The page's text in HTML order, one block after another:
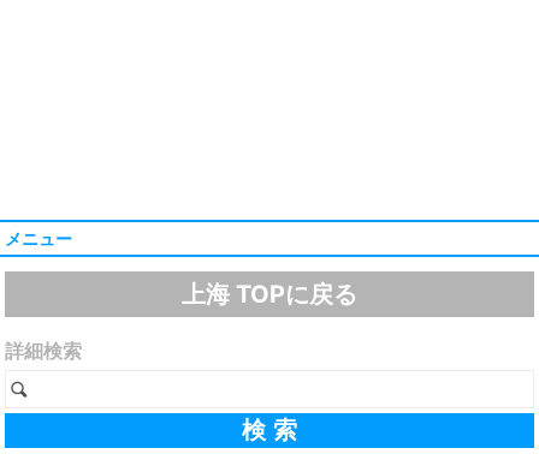
メニュー
上海 TOPに戻る
詳細検索